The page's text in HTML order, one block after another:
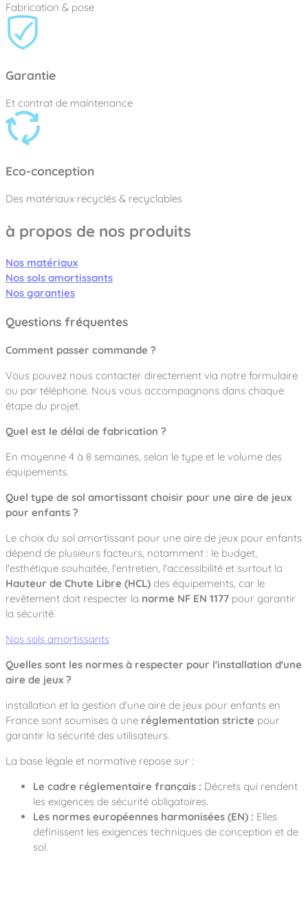
Fabrication & pose
Garantie
Et contrat de maintenance
Eco-conception
Des matériaux recyclés & recyclables
à propos de nos produits
Nos matériaux
Nos sols amortissants
Nos garanties
Questions fréquentes
Comment passer commande ?
Vous pouvez nous contacter directement via notre formulaire
ou par téléphone. Nous vous accompagnons dans chaque
étape du projet.
Quel est le délai de fabrication ?
En moyenne 4 à 8 semaines, selon le type et le volume des
équipements.
Quel type de sol amortissant choisir pour une aire de jeux
pour enfants ?
Le choix du sol amortissant pour une aire de jeux pour enfants
dépend de plusieurs facteurs, notamment : le budget,
l'esthétique souhaitée, l'entretien, l'accessibilité et surtout la
Hauteur de Chute Libre (HCL) des équipements, car le
revêtement doit respecter la norme NF EN 1177 pour garantir
la sécurité.
Nos sols amortissants
Quelles sont les normes à respecter pour l'installation d'une
aire de jeux ?
installation et la gestion d'une aire de jeux pour enfants en
France sont soumises à une réglementation stricte pour
garantir la sécurité des utilisateurs.
La base légale et normative repose sur :
Le cadre réglementaire français : Décrets qui rendent
les exigences de sécurité obligatoires.
Les normes européennes harmonisées (EN) : Elles
définissent les exigences techniques de conception et de
sol.